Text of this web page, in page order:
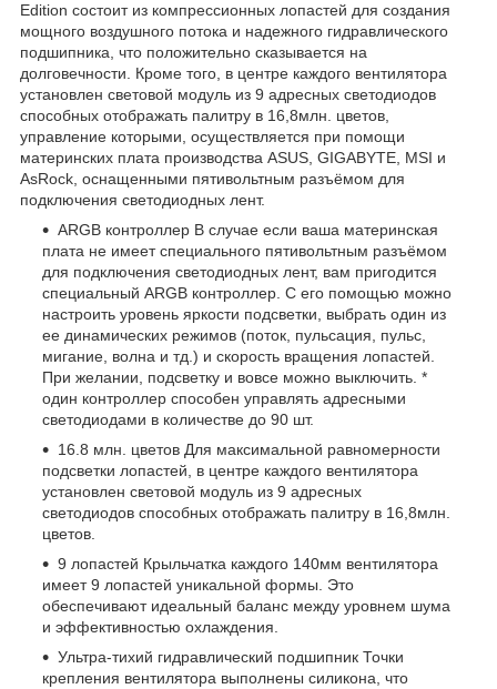
Edition состоит из компрессионных лопастей для создания
мощного воздушного потока и надежного гидравлического
подшипника, что положительно сказывается на
долговечности. Кроме того, в центре каждого вентилятора
установлен световой модуль из 9 адресных светодиодов
способных отображать палитру в 16,8млн. цветов,
управление которыми, осуществляется при помощи
материнских плата производства ASUS, GIGABYTE, MSI и
AsRock, оснащенными пятивольтным разъёмом для
подключения светодиодных лент.
ARGB контроллер В случае если ваша материнская
плата не имеет специального пятивольтным разъёмом
для подключения светодиодных лент, вам пригодится
специальный ARGB контроллер. С его помощью можно
настроить уровень яркости подсветки, выбрать один из
ее динамических режимов (поток, пульсация, пульс,
мигание, волна и тд.) и скорость вращения лопастей.
При желании, подсветку и вовсе можно выключить. *
один контроллер способен управлять адресными
светодиодами в количестве до 90 шт.
16.8 млн. цветов Для максимальной равномерности
подсветки лопастей, в центре каждого вентилятора
установлен световой модуль из 9 адресных
светодиодов способных отображать палитру в 16,8млн.
цветов.
9 лопастей Крыльчатка каждого 140мм вентилятора
имеет 9 лопастей уникальной формы. Это
обеспечивают идеальный баланс между уровнем шума
и эффективностью охлаждения.
Ультра-тихий гидравлический подшипник Точки
крепления вентилятора выполнены силикона, что